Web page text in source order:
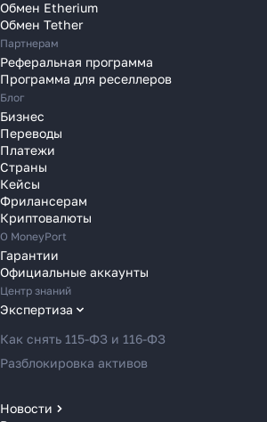
Переводы в Польшу
Переводы в Португалию
Переводы в Румынию
Переводы в Сербию
Переводы в Словакию
Переводы в Словению
Переводы в Финляндию
Переводы в Францию
Переводы в Хорватию
Переводы в Черногорию
Переводы в Чехию
Переводы в Швейцарию
Переводы в Эстонию
Переводы в Азербайджан
Переводы в Армению
Переводы в Турцию
Обмен Etherium
Обмен Tether
Партнерам
Реферальная программа
Программа для реселлеров
Блог
Бизнес
Переводы
Платежи
Страны
Кейсы
Фрилансерам
Криптовалюты
О MoneyPort
Гарантии
Официальные аккаунты
Центр знаний
Экспертиза
Как снять 115-ФЗ и 116-ФЗ
Разблокировка активов
Новости